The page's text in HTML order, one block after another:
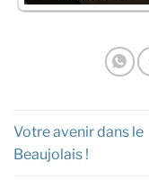
Votre avenir dans le
Beaujolais !